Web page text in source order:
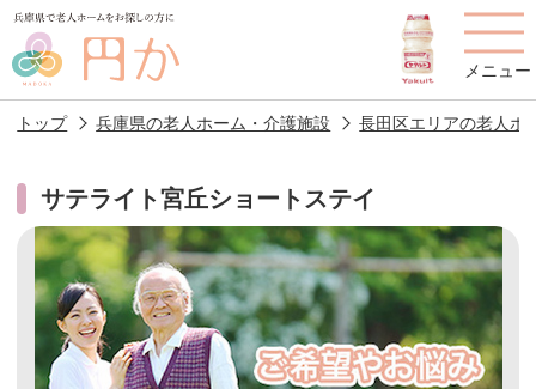
メニュー
老人ホームを
探す
円かについて 費用について
施設選びのポイント 施設をお探しの方へ
トップ 兵庫県の老人ホーム・介護施設 長田区エリアの老人ホ
サテライト宮丘ショートステイ